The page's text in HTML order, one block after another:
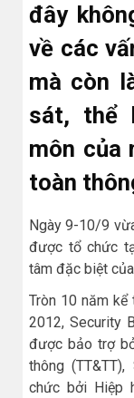
đây
về các
mà còn
sát, thể
môn của
toàn
Ngày 9-10/9
được tổ chức
tâm đặc biệt
Tròn 10 năm
2012, Security
được bảo trợ
thông
chức bởi Hiệp